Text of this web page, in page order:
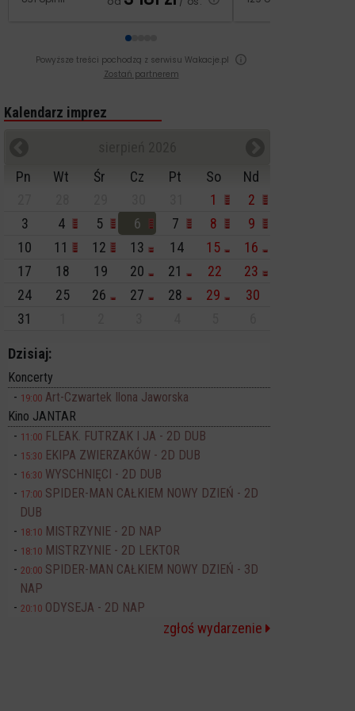
Powyższe treści pochodzą z serwisu Wakacje.pl
Zostań partnerem
Kalendarz imprez
Pn
Wt Śr Cz Pt So
Nd
1
2
3
4 5 6 7 8
9
10
11 12 13 14 15
16
17
18 19 20 21 22
23
24
25 26 27 28 29
30
31
Dzisiaj:
Koncerty
19:00 Art-Czwartek Ilona Jaworska
Kino JANTAR
11:00 FLEAK. FUTRZAK I JA - 2D DUB
15:30 EKIPA ZWIERZAKÓW - 2D DUB
16:30 WYSCHNIĘCI - 2D DUB
17:00 SPIDER-MAN CAŁKIEM NOWY DZIEŃ - 2D
DUB
18:10 MISTRZYNIE - 2D NAP
18:10 MISTRZYNIE - 2D LEKTOR
20:00 SPIDER-MAN CAŁKIEM NOWY DZIEŃ - 3D
NAP
20:10 ODYSEJA - 2D NAP
zgłoś wydarzenie